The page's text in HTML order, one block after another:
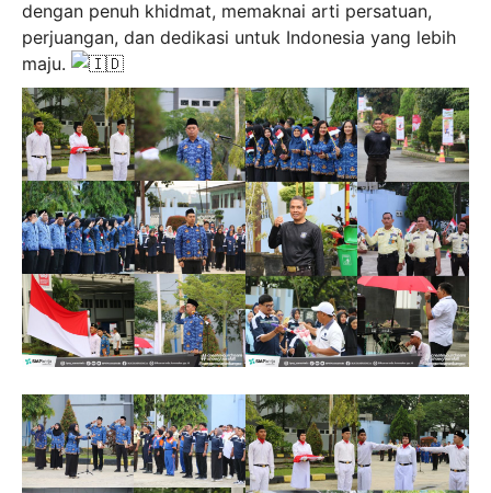
dengan penuh khidmat, memaknai arti persatuan,
perjuangan, dan dedikasi untuk Indonesia yang lebih
maju.